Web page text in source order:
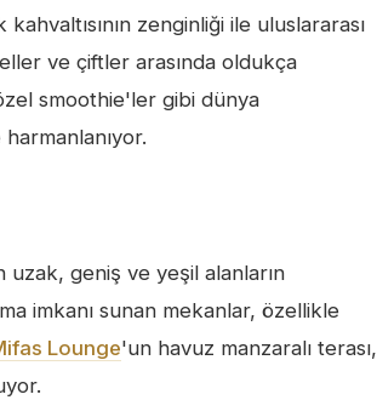
zenginliği ile uluslararası
ve çiftler arasında oldukça
smoothie'ler gibi dünya
uzak, geniş ve yeşil alanların
imkanı sunan mekanlar, özellikle
Lounge'un havuz manzaralı terası,